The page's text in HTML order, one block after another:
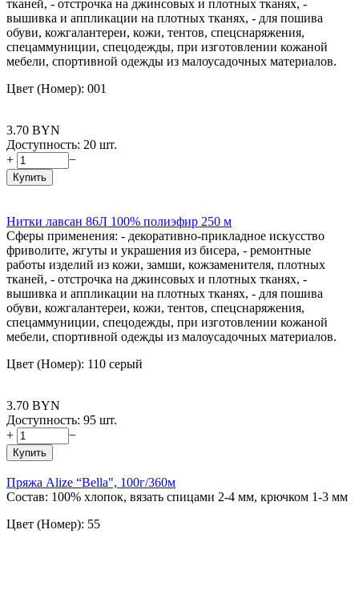
тканей, - отстрочка на джинсовых и плотных тканях, -
вышивка и аппликации на плотных тканях, - для пошива
обуви, кожгалантереи, кожи, тентов, спецснаряжения,
спецаммуниции, спецодежды, при изготовлении кожаной
мебели, спортивной одежды из малоусадочных материалов.
Цвет (Номер): 001
3.70 BYN
Доступность: 20 шт.
+
−
Купить
Нитки лавсан 86Л 100% полиэфир 250 м
Сферы применения: - декоративно-прикладное искусство
фриволите, жгуты и украшения из бисера, - ремонтные
работы изделий из кожи, замши, кожзаменителя, плотных
тканей, - отстрочка на джинсовых и плотных тканях, -
вышивка и аппликации на плотных тканях, - для пошива
обуви, кожгалантереи, кожи, тентов, спецснаряжения,
спецаммуниции, спецодежды, при изготовлении кожаной
мебели, спортивной одежды из малоусадочных материалов.
Цвет (Номер): 110 серый
3.70 BYN
Доступность: 95 шт.
+
−
Купить
Пряжа Alize “Bella", 100г/360м
Состав: 100% хлопок, вязать спицами 2-4 мм, крючком 1-3 мм
Цвет (Номер): 55